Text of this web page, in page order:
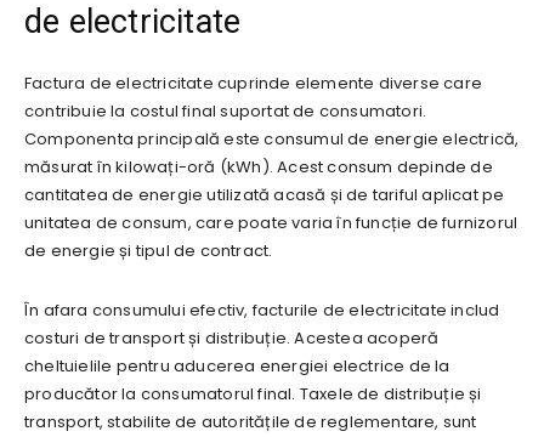
de electricitate
Factura de electricitate cuprinde elemente diverse care
contribuie la costul final suportat de consumatori.
Componenta principală este consumul de energie electrică,
măsurat în kilowați-oră (kWh). Acest consum depinde de
cantitatea de energie utilizată acasă și de tariful aplicat pe
unitatea de consum, care poate varia în funcție de furnizorul
de energie și tipul de contract.
În afara consumului efectiv, facturile de electricitate includ
costuri de transport și distribuție. Acestea acoperă
cheltuielile pentru aducerea energiei electrice de la
producător la consumatorul final. Taxele de distribuție și
transport, stabilite de autoritățile de reglementare, sunt